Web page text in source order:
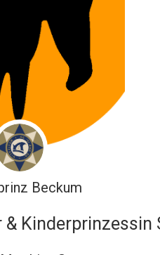
Beckum
Kinderprinzessin